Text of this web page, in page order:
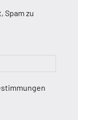
Spam zu